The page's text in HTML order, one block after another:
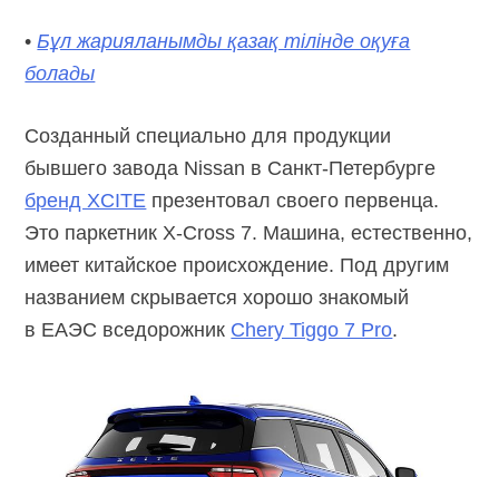
•Бұл жарияланымды қазақ тілінде оқуға
болады
Созданный специально для продукции
бывшего завода Nissan в Санкт-Петербурге
бренд XCITE презентовал своего первенца.
Это паркетник X-Cross 7. Машина, естественно,
имеет китайское происхождение. Под другим
названием скрывается хорошо знакомый
в ЕАЭС вседорожник Chery Tiggo 7 Pro.